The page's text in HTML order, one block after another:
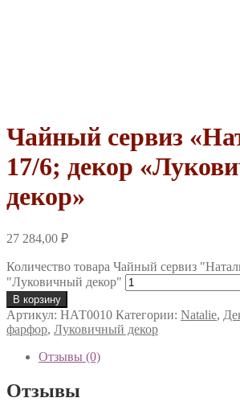
Чайный сервиз
17/6; декор
декор»
27 284,00 ₽
Количество товара Чайный сервиз
"Луковичный декор"
В корзину
Артикул: НАТ0010 Категории: Natalie,
фарфор, Луковичный декор
Отзывы (0)
Отзывы